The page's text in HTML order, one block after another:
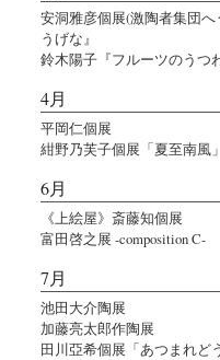
安洞雅彦個展(激陶者集団
うげな』
鈴木陽子『フルーツのうつ
4月
平岡仁個展
紺野乃芙子個展「夏至南風」
6月
《上絵屋》斎藤知個展
富田啓之展 -composition C-
7月
池田大介陶展
加藤亮太郎作陶展
田川亞希個展「あつまれど